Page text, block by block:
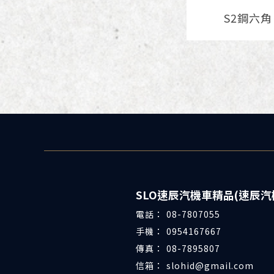
S2鋼六
08-7807055
0954167667
08-7895807
slohid@gmail.com